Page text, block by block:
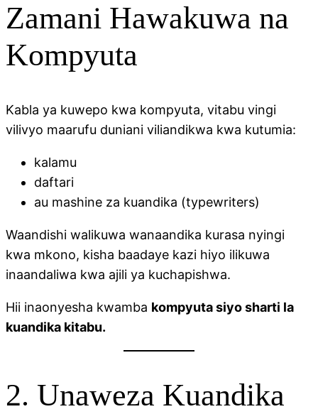
Zamani Hawakuwa na
Kompyuta
Kabla ya kuwepo kwa kompyuta, vitabu vingi
vilivyo maarufu duniani viliandikwa kwa kutumia:
kalamu
daftari
au mashine za kuandika (typewriters)
Waandishi walikuwa wanaandika kurasa nyingi
kwa mkono, kisha baadaye kazi hiyo ilikuwa
inaandaliwa kwa ajili ya kuchapishwa.
Hii inaonyesha kwamba kompyuta siyo sharti la
kuandika kitabu.
2. Unaweza Kuandika